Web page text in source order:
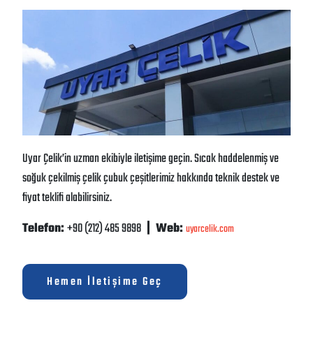
Uyar Çelik’in uzman ekibiyle iletişime geçin. Sıcak haddelenmiş ve
soğuk çekilmiş çelik çubuk çeşitlerimiz hakkında teknik destek ve
fiyat teklifi alabilirsiniz.
Telefon:+90 (212) 485 9898 | Web: uyarcelik.com
Hemen İletişime Geç